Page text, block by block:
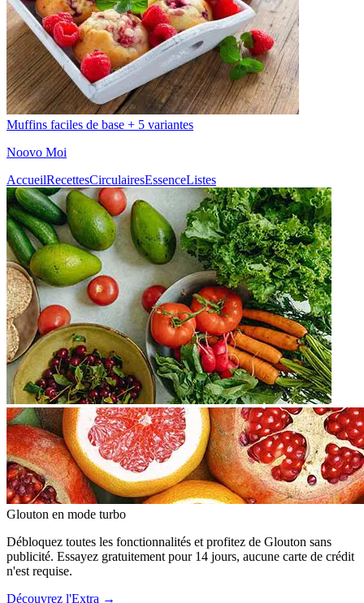
Muffins faciles de base + 5 variantes
Noovo Moi
AccueilRecettesCirculairesEssenceListes
Glouton en mode turbo
Débloquez toutes les fonctionnalités et profitez de Glouton sans
publicité. Essayez gratuitement pour 14 jours, aucune carte de crédit
n'est requise.
Découvrez l'Extra →